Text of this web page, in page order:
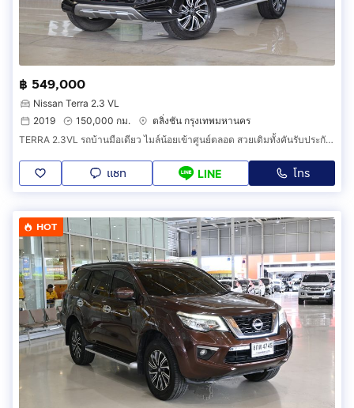
฿ 549,000
Nissan Terra 2.3 VL
2019
150,000 กม.
ตลิ่งชัน กรุงเทพมหานคร
TERRA 2.3VL รถบ้านมือเดียว ไมล์น้อยเข้าศูนย์ตลอด สวยเดิมทั้งคันรับประกัน ยางดอกเต็ม ออกรถ0บาท
แชท LINE โทร
HOT